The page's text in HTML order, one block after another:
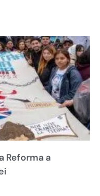
Reforma a